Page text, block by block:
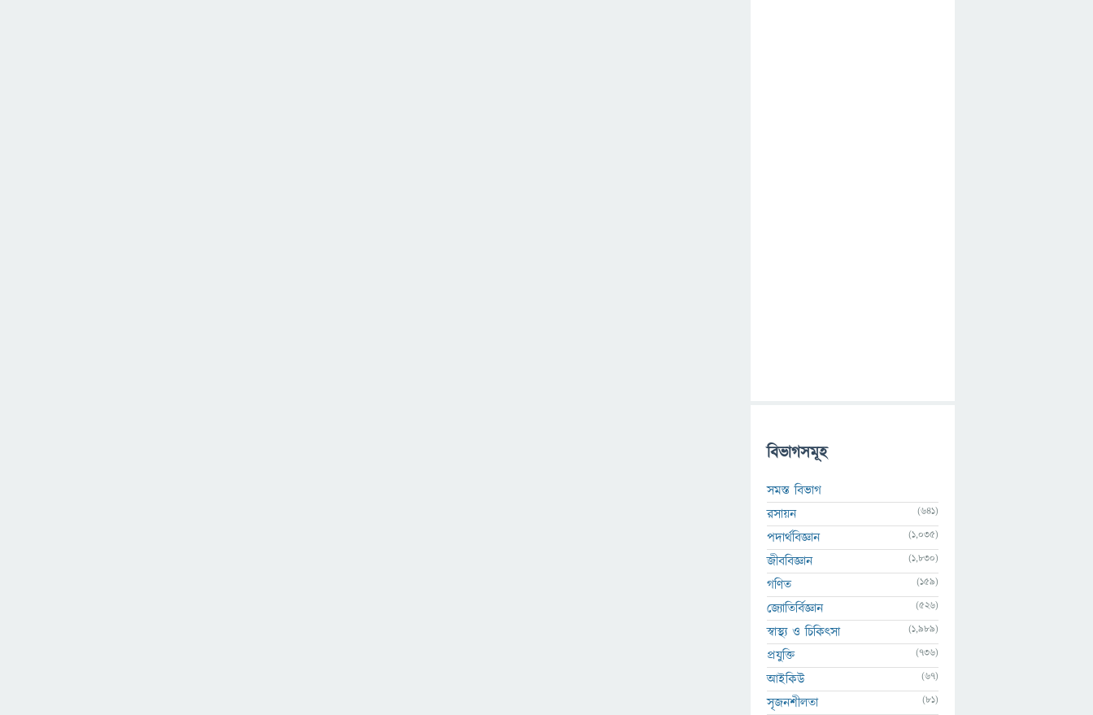
বিভাগসমূহ
সমস্ত বিভাগ
রসায়ন
(641)
পদার্থবিজ্ঞান (1,035)
জীববিজ্ঞান (1,830)
গণিত (159)
জ্যোতির্বিজ্ঞান (526)
স্বাস্থ্য ও চিকিৎসা (1,989)
প্রযুক্তি (736)
আইকিউ (67)
সৃজনশীলতা (81)